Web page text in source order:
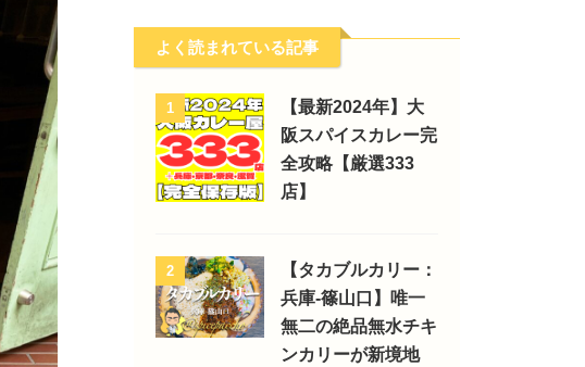
よく読まれている記事
1
【最新2024年】大
阪スパイスカレー完
全攻略【厳選333
店】
2
【タカブルカリー：
兵庫-篠山口】唯一
無二の絶品無水チキ
ンカリーが新境地